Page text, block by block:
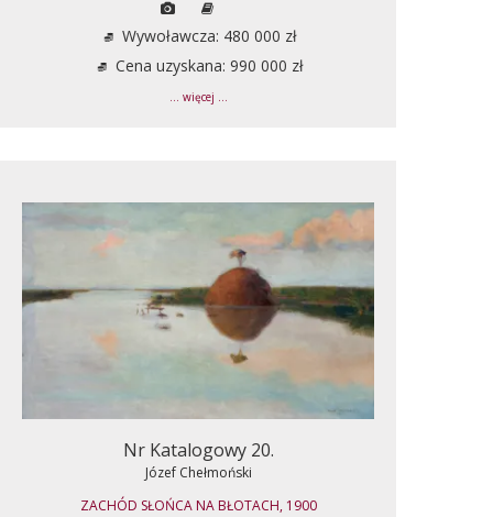
Wywoławcza: 480 000 zł
Cena uzyskana: 990 000 zł
... więcej ...
Nr Katalogowy 20.
Józef Chełmoński
ZACHÓD SŁOŃCA NA BŁOTACH, 1900